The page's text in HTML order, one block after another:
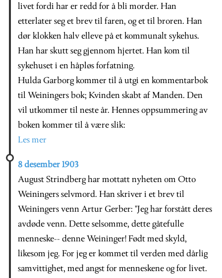
livet fordi har er redd for å bli morder. Han
etterlater seg et brev til faren, og et til broren. Han
dør klokken halv elleve på et kommunalt sykehus.
Han har skutt seg gjennom hjertet. Han kom til
sykehuset i en håpløs forfatning.
Hulda Garborg kommer til å utgi en kommentarbok
til Weiningers bok; Kvinden skabt af Manden. Den
vil utkommer til neste år. Hennes oppsummering av
boken kommer til å være slik:
Les mer
8 desember 1903
August Strindberg har mottatt nyheten om Otto
Weiningers selvmord. Han skriver i et brev til
Weiningers venn Artur Gerber: "Jeg har forstått deres
avdøde venn. Dette selsomme, dette gåtefulle
menneske-- denne Weininger! Født med skyld,
likesom jeg. For jeg er kommet til verden med dårlig
samvittighet, med angst for menneskene og for livet.